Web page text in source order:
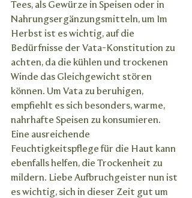
Tees, als Gewürze in Speisen oder in
Nahrungsergänzungsmitteln, um Im
Herbst ist es wichtig, auf die
Bedürfnisse der Vata-Konstitution zu
achten, da die kühlen und trockenen
Winde das Gleichgewicht stören
können. Um Vata zu beruhigen,
empfiehlt es sich besonders, warme,
nahrhafte Speisen zu konsumieren.
Eine ausreichende
Feuchtigkeitspflege für die Haut kann
ebenfalls helfen, die Trockenheit zu
mildern. Liebe Aufbruchgeister nun ist
es wichtig, sich in dieser Zeit gut um